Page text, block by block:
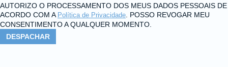
AUTORIZO O PROCESSAMENTO DOS MEUS DADOS PESSOAIS DE
ACORDO COM A Política de Privacidade. POSSO REVOGAR MEU
CONSENTIMENTO A QUALQUER MOMENTO.
DESPACHAR